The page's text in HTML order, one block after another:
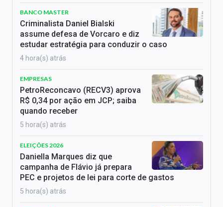
BANCO MASTER
Criminalista Daniel Bialski
assume defesa de Vorcaro e diz
estudar estratégia para conduzir o caso
4 hora(s) atrás
EMPRESAS
PetroReconcavo (RECV3) aprova
R$ 0,34 por ação em JCP; saiba
quando receber
5 hora(s) atrás
ELEIÇÕES 2026
Daniella Marques diz que
campanha de Flávio já prepara
PEC e projetos de lei para corte de gastos
5 hora(s) atrás